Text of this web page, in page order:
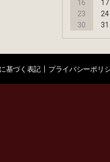
16
17
23
24
30
31
基づく表記 プライバシーポリ